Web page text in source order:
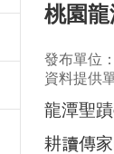
桃園
發布單位
資料提供
龍潭聖
耕讀傳